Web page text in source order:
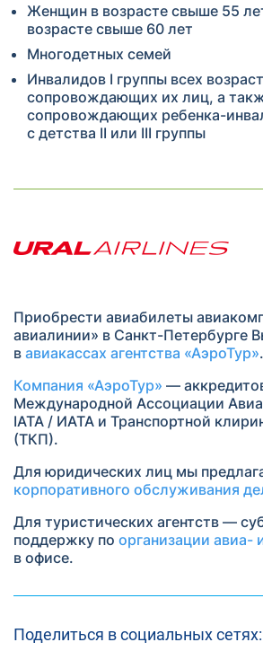
Женщин в возрасте свыше 55
возрасте свыше 60 лет
Многодетных семей
Инвалидов I группы всех
сопровождающих их лиц, а
сопровождающих ребенка-
с детства II или III группы
Приобрести авиабилеты
авиалинии» в Санкт-Петербурге
в авиакассах агентства «АэроТур».
Компания «АэроТур» —
Международной Ассоциации
IATA / ИАТА и Транспортной
(ТКП).
Для юридических лиц мы
корпоративного обслуживания
Для туристических агентств —
поддержку по организации авиа-
в офисе.
Поделиться в социальных сетях: